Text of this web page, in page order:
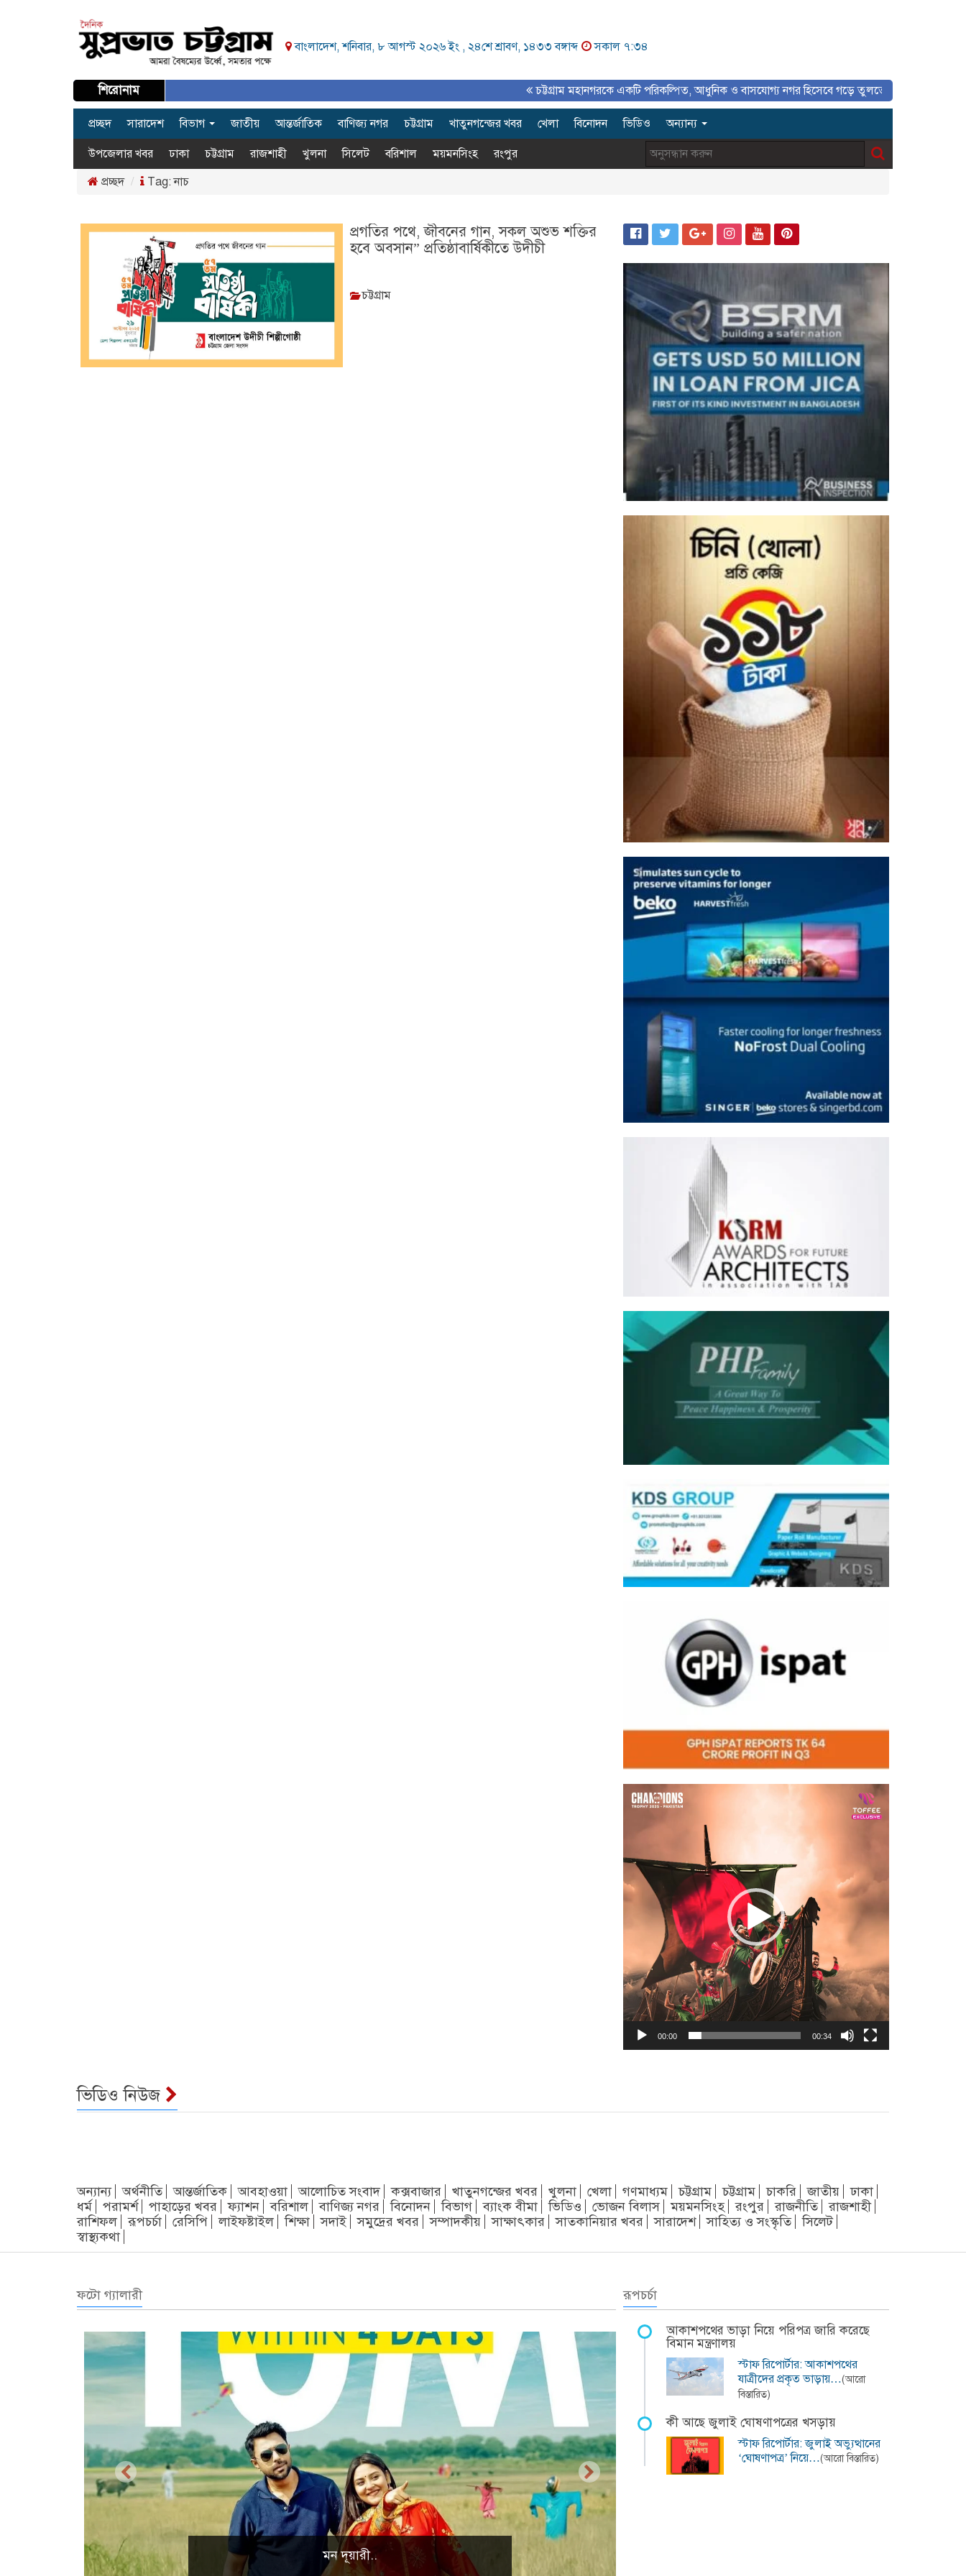
বাংলাদেশ, শনিবার, ৮ আগস্ট ২০২৬ ইং , ২৪শে শ্রাবণ, ১৪৩৩ বঙ্গাব্দ সকাল ৭:৩৪
শিরোনাম চট্টগ্রাম মহানগরকে একটি পরিকল্পিত, আধুনিক ও বাসযোগ্য নগর হিসেবে গড়ে তুলতে সাংবাদিকদের ইতিবাচক
প্রচ্ছদ সারাদেশ বিভাগ জাতীয় আন্তর্জাতিক বাণিজ্য নগর চট্টগ্রাম খাতুনগন্জের খবর খেলা বিনোদন ভিডিও অন্যান্য
উপজেলার খবর ঢাকা চট্টগ্রাম রাজশাহী খুলনা সিলেট বরিশাল ময়মনসিংহ
রংপুর
প্রচ্ছদ
Tag:নাচ
প্রগতির পথে, জীবনের গান, সকল অশুভ শক্তির
হবে অবসান” প্রতিষ্ঠাবার্ষিকীতে উদীচী
চট্টগ্রাম
Video
Player
00:00 00:34
ভিডিও নিউজ
অন্যান্য অর্থনীতি আন্তর্জাতিক আবহাওয়া আলোচিত সংবাদ কক্সবাজার খাতুনগন্জের খবর খুলনা খেলা গণমাধ্যম চট্টগ্রাম চট্টগ্রাম চাকরি জাতীয়
ঢাকা
ধর্ম
পরামর্শ পাহাড়ের খবর ফ্যাশন বরিশাল বাণিজ্য নগর বিনোদন বিভাগ ব্যাংক বীমা ভিডিও ভোজন বিলাস ময়মনসিংহ রংপুর রাজনীতি
রাজশাহী
রাশিফল
রূপচর্চা রেসিপি লাইফষ্টাইল শিক্ষা সদাই সমুদ্রের খবর সম্পাদকীয় সাক্ষাৎকার সাতকানিয়ার খবর সারাদেশ সাহিত্য ও সংস্কৃতি
সিলেট
স্বাস্থ্যকথা
ফটো গ্যালারী
প্রাকৃতিক দৃশ্য
রূপচর্চা
আকাশপথের ভাড়া নিয়ে পরিপত্র জারি করেছে
বিমান মন্ত্রণালয়
স্টাফ রিপোর্টার: আকাশপথের
যাত্রীদের প্রকৃত ভাড়ায়…(আরো
বিস্তারিত)
কী আছে জুলাই ঘোষণাপত্রের খসড়ায়
স্টাফ রিপোর্টার: জুলাই অভ্যুত্থানের
‘ঘোষণাপত্র’ নিয়ে…(আরো বিস্তারিত)